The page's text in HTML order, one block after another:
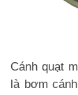
Cánh quạt
là bơm